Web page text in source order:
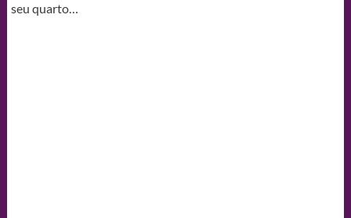
seu quarto…